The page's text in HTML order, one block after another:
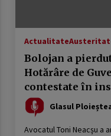
16
Actualitate
Bolojan a
Hotărâre de
contestate în
astăziGlasul
Avocatul Toni Neacșu a